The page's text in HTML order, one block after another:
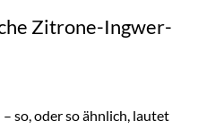
Zitrone-Ingwer-
– so, oder so ähnlich, lautet